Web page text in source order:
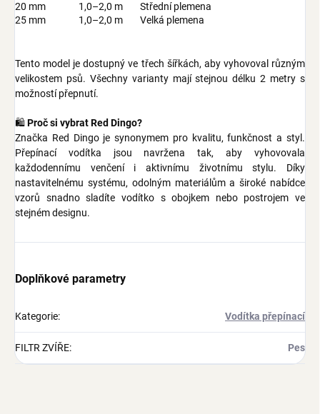
20 mm
1,0–2,0 m
Střední plemena
25 mm
1,0–2,0 m Velká plemena
Tento model je dostupný ve třech šířkách, aby vyhovoval různým
velikostem psů. Všechny varianty mají stejnou délku 2 metry s
možností přepnutí.
🛍Proč si vybrat Red Dingo?
Značka Red Dingo je synonymem pro kvalitu, funkčnost a styl.
Přepínací vodítka jsou navržena tak, aby vyhovovala
každodennímu venčení i aktivnímu životnímu stylu. Díky
nastavitelnému systému, odolným materiálům a široké nabídce
vzorů snadno sladíte vodítko s obojkem nebo postrojem ve
stejném designu.
Doplňkové parametry
Kategorie: Vodítka přepínací
FILTR ZVÍŘE: Pes